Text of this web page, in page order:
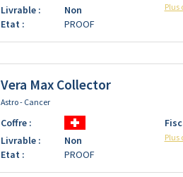
Livrable :
Non
Etat :
PROOF
Plus
Vera Max Collector
Astro - Cancer
Coffre :
Livrable :
Non
Etat :
PROOF
Plus